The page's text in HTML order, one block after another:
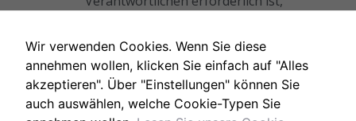
der Mitgliedstaaten, denen der
unterliegt, zulässig ist und diese
angemessene Maßnahmen zur Wahrung der
Rechte und Freiheiten sowie der berechtigten
Interessen der betroffenen Person
Wir verwenden Cookies. Wenn Sie diese
annehmen wollen, klicken Sie einfach auf "Alles
akzeptieren". Über "Einstellungen" können Sie
auch auswählen, welche Cookie-Typen Sie